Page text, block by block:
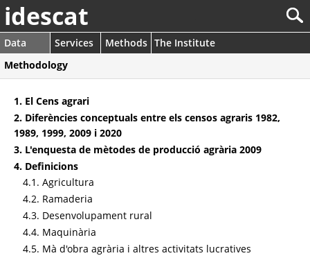
idescat
Data Services Methods The Institute
Methodology
1. El Cens agrari
2. Diferències conceptuals entre els censos agraris 1982,
1989, 1999, 2009 i 2020
3. L'enquesta de mètodes de producció agrària 2009
4. Definicions
4.1. Agricultura
4.2. Ramaderia
4.3. Desenvolupament rural
4.4. Maquinària
4.5. Mà d'obra agrària i altres activitats lucratives